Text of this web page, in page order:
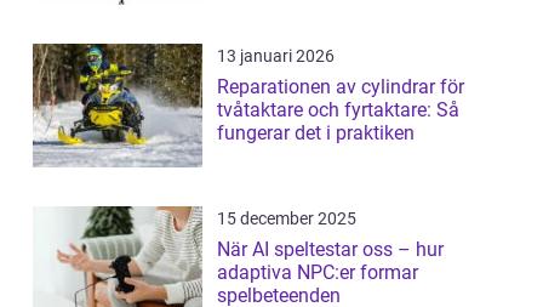
13 januari 2026
Reparationen av cylindrar för
tvåtaktare och fyrtaktare: Så
fungerar det i praktiken
15 december 2025
När AI speltestar oss – hur
adaptiva NPC:er formar
spelbeteenden